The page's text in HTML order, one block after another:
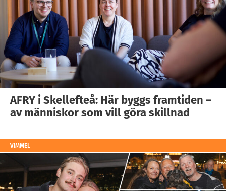
AFRY i Skellefteå: Här byggs framtiden –
av människor som vill göra skillnad
VIMMEL